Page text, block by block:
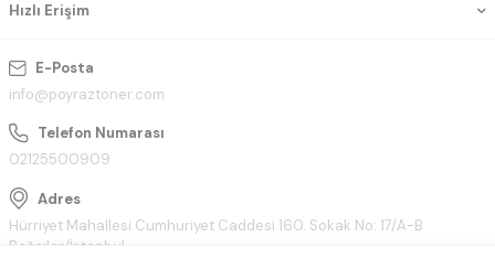
E-Posta
info@poyraztoner.com
Telefon Numarası
02125500909
Adres
Hürriyet Mahallesi Cumhuriyet Caddesi 160. Sokak No: 17/A-B
Bağcılar/İstanbul
Hızlı Erişim